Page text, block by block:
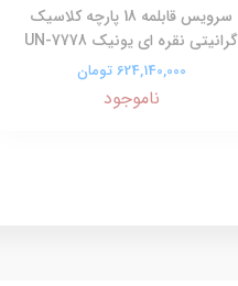
سرویس قابلمه 18 پارچه کلاسیک
گرانیتی نقره ای یونیک UN-7778
624,140,000 تومان
ناموجود